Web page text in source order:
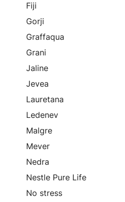
Fiji
Gorji
Graffaqua
Grani
Jaline
Jevea
Lauretana
Ledenev
Malgre
Mever
Nedra
Nestle Pure Life
No stress